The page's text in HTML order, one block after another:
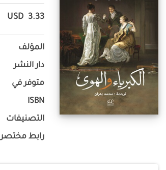
3.33
USD
المؤلف
دار النشر
متوفر في
ISBN
التصنيفات
رابط مختصر